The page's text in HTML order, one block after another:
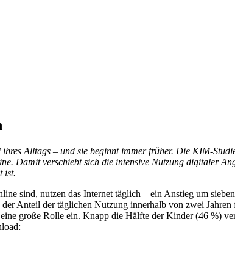
Alltags – und sie beginnt immer früher. Die KIM-
Damit verschiebt sich die intensive Nutzung digitaler
ist.
sind, nutzen das Internet täglich – ein Anstieg um
Anteil der täglichen Nutzung innerhalb von zwei
große Rolle ein. Knapp die Hälfte der Kinder (46 %)